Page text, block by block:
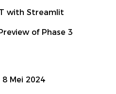
with Streamlit
of Phase 3
8 Mei 2024